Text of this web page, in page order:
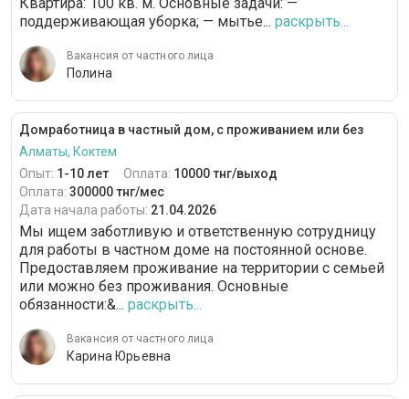
поддерживающая уборка; — мытье... раскрыть...
Вакансия от частного лица
Полина
Домработница в частный дом, с проживанием или без
Алматы, Коктем
Опыт: 1-10 лет Оплата: 10000 тнг/выход
Оплата: 300000 тнг/мес
Дата начала работы: 21.04.2026
Мы ищем заботливую и ответственную сотрудницу
для работы в частном доме на постоянной основе.
Предоставляем проживание на территории с семьей
или можно без проживания. Основные
обязанности:&... раскрыть...
Вакансия от частного лица
Карина Юрьевна